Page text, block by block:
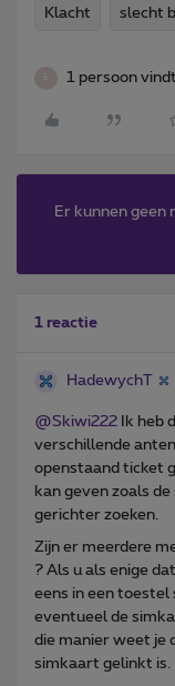
Klacht slecht
1 persoon
Er kunnen geen
1 reactie
HadewychT
@Skiwi222 Ik heb
verschillende
openstaand ticket
kan geven zoals
gerichter zoeken.
Zijn er meerdere
? Als u als enige
eens in een
eventueel de
die manier weet je
simkaart gelinkt is.